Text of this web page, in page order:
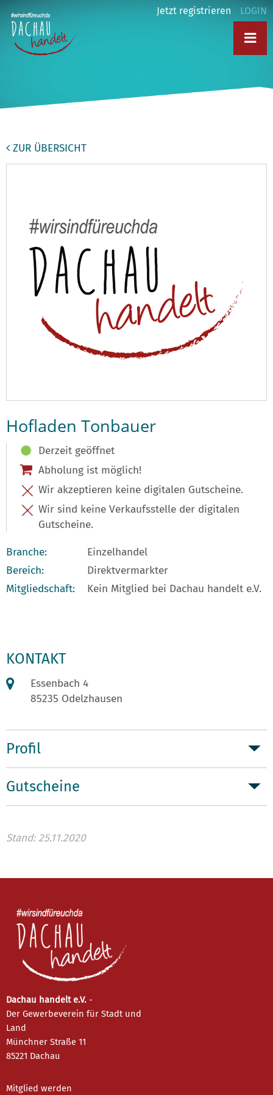
Jetzt registrieren LOGIN
ZUR ÜBERSICHT
Hofladen Tonbauer
Derzeit geöffnet
Abholung ist möglich!
Wir akzeptieren keine digitalen Gutscheine.
Wir sind keine Verkaufsstelle der digitalen
Gutscheine.
Branche:
Einzelhandel
Bereich:
Direktvermarkter
Mitgliedschaft:
Kein Mitglied bei Dachau handelt e.V.
KONTAKT
Essenbach 4
85235 Odelzhausen
Profil
Gutscheine
Stand: 25.11.2020
Dachau handelt e.V. -
Der Gewerbeverein für Stadt und
Land
Münchner Straße 11
85221 Dachau
Mitglied werden